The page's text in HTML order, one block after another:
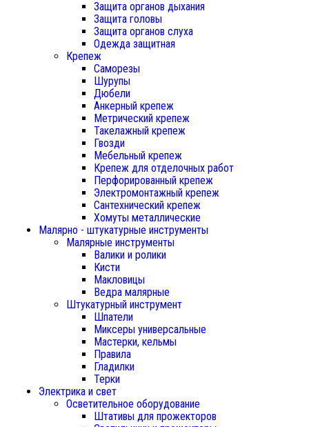
Защита органов дыхания
Защита головы
Защита органов слуха
Одежда защитная
Крепеж
Саморезы
Шурупы
Дюбели
Анкерный крепеж
Метрический крепеж
Такелажный крепеж
Гвозди
Мебельный крепеж
Крепеж для отделочных работ
Перфорированный крепеж
Электромонтажный крепеж
Сантехнический крепеж
Хомуты металлические
Малярно - штукатурные инструменты
Малярные инструменты
Валики и ролики
Кисти
Макловицы
Ведра малярные
Штукатурный инструмент
Шпатели
Миксеры универсальные
Мастерки, кельмы
Правила
Гладилки
Терки
Электрика и свет
Осветительное оборудование
Штативы для прожекторов